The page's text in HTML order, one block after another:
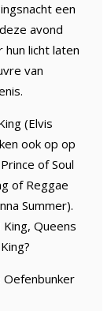
een
avond
licht laten
van
(Elvis
ook op op
of Soul
of Reggae
Summer).
Queens
Oefenbunker